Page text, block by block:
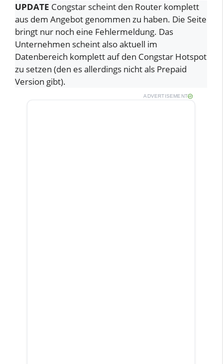
UPDATE Congstar scheint den Router komplett
aus dem Angebot genommen zu haben. Die Seite
bringt nur noch eine Fehlermeldung. Das
Unternehmen scheint also aktuell im
Datenbereich komplett auf den Congstar Hotspot
zu setzen (den es allerdings nicht als Prepaid
Version gibt).
ADVERTISEMENT